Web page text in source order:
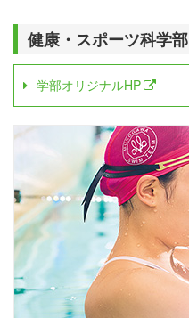
健康・スポーツ科学部
学部オリジナルHP